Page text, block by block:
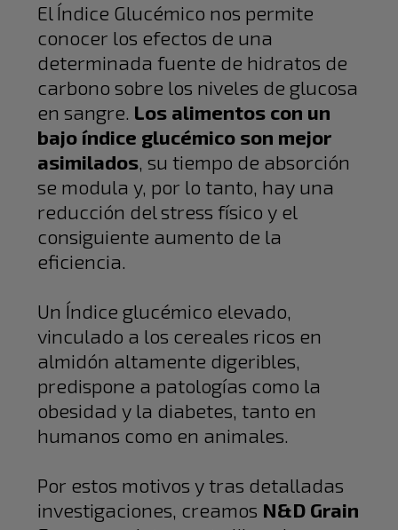
El Índice Glucémico nos permite
conocer los efectos de una
determinada fuente de hidratos de
carbono sobre los niveles de glucosa
en sangre. Los alimentos con un
bajo índice glucémico son mejor
asimilados, su tiempo de absorción
se modula y, por lo tanto, hay una
reducción del stress físico y el
consiguiente aumento de la
eficiencia.
Un Índice glucémico elevado,
vinculado a los cereales ricos en
almidón altamente digeribles,
predispone a patologías como la
obesidad y la diabetes, tanto en
humanos como en animales.
Por estos motivos y tras detalladas
investigaciones, creamos N&D Grain